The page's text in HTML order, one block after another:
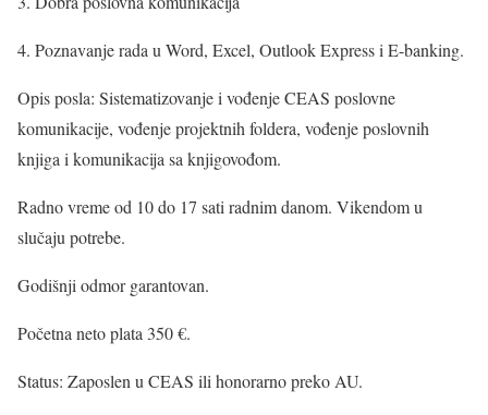
4. Poznavanje rada u Word, Excel, Outlook Express i E-banking.
Opis posla: Sistematizovanje i vođenje CEAS poslovne
komunikacije, vođenje projektnih foldera, vođenje poslovnih
knjiga i komunikacija sa knjigovođom.
Radno vreme od 10 do 17 sati radnim danom. Vikendom u
slučaju potrebe.
Godišnji odmor garantovan.
Početna neto plata 350 €.
Status: Zaposlen u CEAS ili honorarno preko AU.